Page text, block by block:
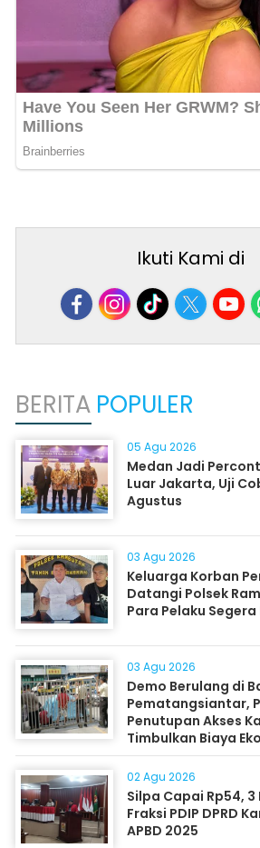
Ikuti Kami di
BERITA POPULER
05 Agu 2026
Medan Jadi
Luar Jakarta, Uji
Agustus
03 Agu 2026
Keluarga Korban
Datangi Polsek
Para Pelaku
03 Agu 2026
Demo Berulang di
Pematangsiantar,
Penutupan Akses
Timbulkan Biaya
Masyarakat
02 Agu 2026
Silpa Capai Rp54, 3
Fraksi PDIP DPRD
APBD 2025